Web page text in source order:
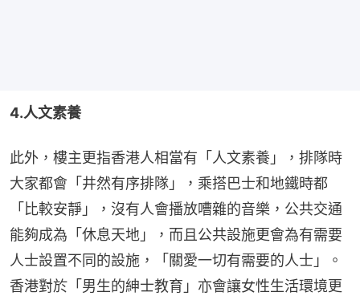
4.人文素養
此外，樓主更指香港人相當有「人文素養」，排隊時
大家都會「井然有序排隊」，乘搭巴士和地鐵時都
「比較安靜」，沒有人會播放嘈雜的音樂，公共交通
能夠成為「休息天地」，而且公共設施更會為有需要
人士設置不同的設施，「關愛一切有需要的人士」。
香港對於「男生的紳士教育」亦會讓女性生活環境更